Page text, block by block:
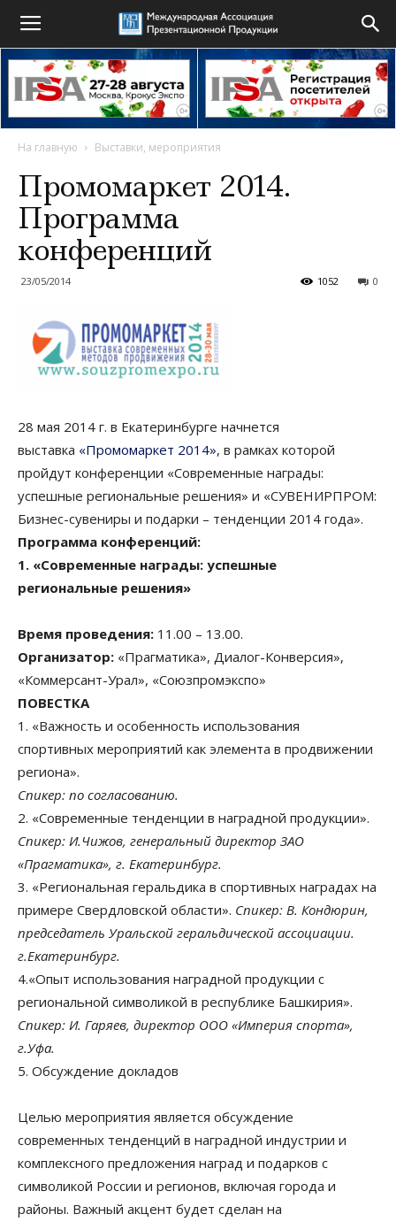
На главную Выставки, мероприятия
Промомаркет 2014.
Программа
конференций
23/05/2014 0
1052
28 мая 2014 г. в Екатеринбурге начнется
выставка «Промомаркет 2014», в рамках которой
пройдут конференции «Современные награды:
успешные региональные решения» и «СУВЕНИРПРОМ:
Бизнес-сувениры и подарки – тенденции 2014 года».
Программа конференций:
1. «Современные награды: успешные
региональные решения»
Время проведения: 11.00 – 13.00.
Организатор: «Прагматика», Диалог-Конверсия»,
«Коммерсант-Урал», «Союзпромэкспо»
ПОВЕСТКА
1. «Важность и особенность использования
спортивных мероприятий как элемента в продвижении
региона».
Спикер: по согласованию.
2. «Современные тенденции в наградной продукции».
Спикер: И.Чижов, генеральный директор ЗАО
«Прагматика», г. Екатеринбург.
3. «Региональная геральдика в спортивных наградах на
примере Свердловской области». Спикер: В. Кондюрин,
председатель Уральской геральдической ассоциации.
г.Екатеринбург.
4.«Опыт использования наградной продукции с
региональной символикой в республике Башкирия».
Спикер: И. Гаряев, директор ООО «Империя спорта»,
г.Уфа.
5. Обсуждение докладов
Целью мероприятия является обсуждение
современных тенденций в наградной индустрии и
комплексного предложения наград и подарков с
символикой России и регионов, включая города и
районы. Важный акцент будет сделан на